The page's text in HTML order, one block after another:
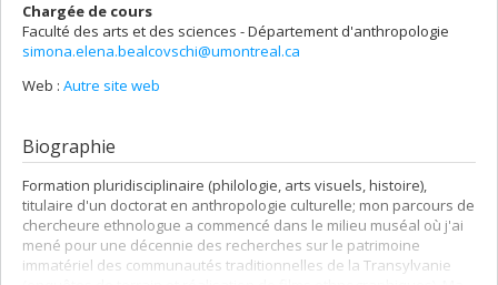
Chargée de cours
Faculté des arts et des sciences - Département d'anthropologie
simona.elena.bealcovschi@umontreal.ca
Web : Autre site web
Biographie
Formation pluridisciplinaire (philologie, arts visuels, histoire),
titulaire d'un doctorat en anthropologie culturelle; mon parcours de
chercheure ethnologue a commencé dans le milieu muséal où j'ai
mené pour une décennie des recherches sur le patrimoine
immatériel des communautés traditionnelles de la Transylvanie